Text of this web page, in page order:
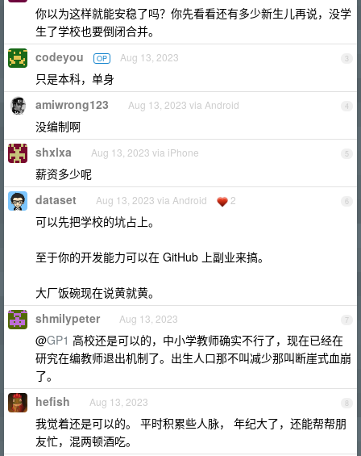
你以为这样就能安稳了吗？你先看看还有多少新生儿再说，没学
生了学校也要倒闭合并。
3
codeyou OP Aug 13, 2023
只是本科，单身
4
amiwrong123 Aug 13, 2023 via Android
没编制啊
5
shxlxa Aug 13, 2023 via iPhone
薪资多少呢
6
dataset Aug 13, 2023 via Android 2
可以先把学校的坑占上。
至于你的开发能力可以在 GitHub 上副业来搞。
大厂饭碗现在说黄就黄。
7
shmilypeter Aug 13, 2023
@GP1 高校还是可以的，中小学教师确实不行了，现在已经在
研究在编教师退出机制了。出生人口那不叫减少那叫断崖式血崩
了。
8
hefish Aug 13, 2023
我觉着还是可以的。 平时积累些人脉， 年纪大了，还能帮帮朋
友忙，混两顿酒吃。